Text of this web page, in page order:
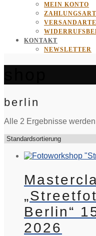
MEIN KONTO
KONTAKT
NEWSLETTER
berlin
Alle 2 Ergebnisse
Berlin“
2026